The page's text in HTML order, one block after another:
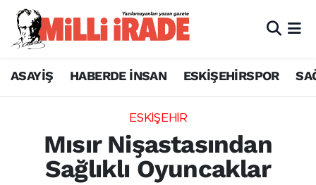
ASAYİŞ HABERDE İNSAN ESKİŞEHİRSPOR
ESKİŞEHİR
Mısır Nişastasından
Sağlıklı Oyuncaklar